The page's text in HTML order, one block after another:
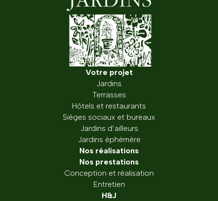
Votre projet
Jardins
Terrasses
Hôtels et restaurants
Sièges sociaux et bureaux
Jardins d’ailleurs
Jardins éphémère
Nos réalisations
Nos prestations
Conception et réalisation
Entretien
H&J